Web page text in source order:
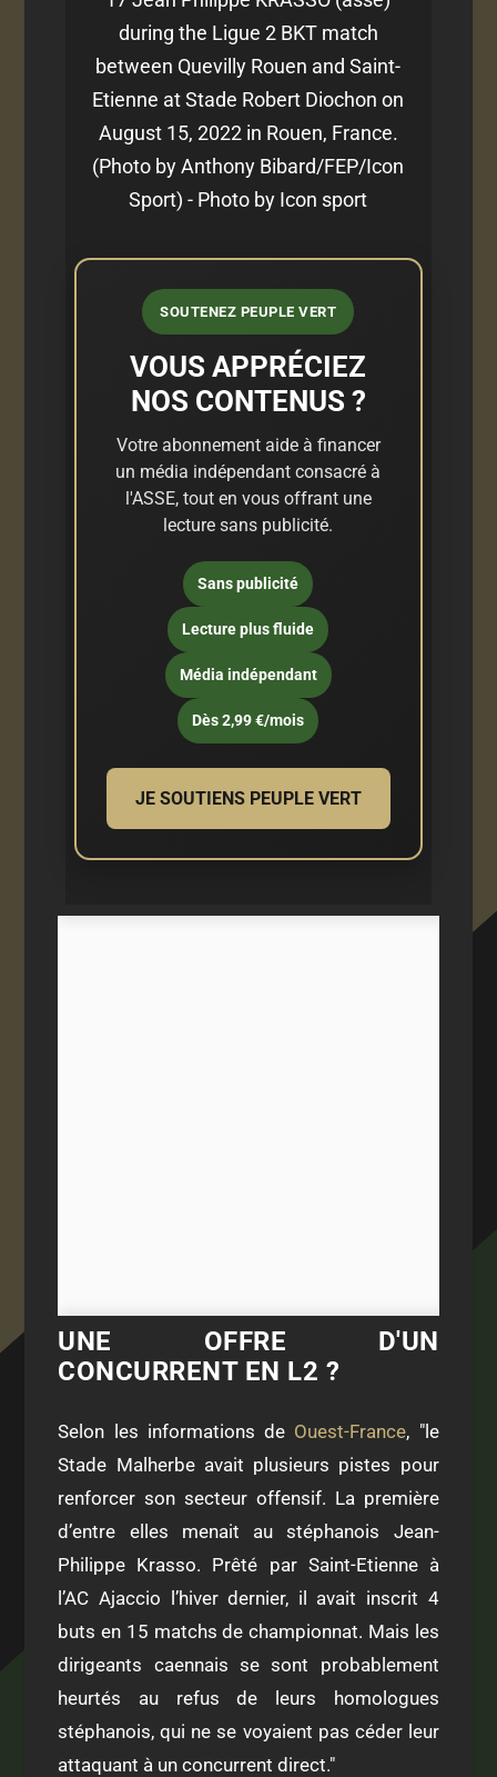
during the Ligue 2 BKT match
between Quevilly Rouen and Saint-
Etienne at Stade Robert Diochon on
August 15, 2022 in Rouen, France.
(Photo by Anthony Bibard/FEP/Icon
Sport) - Photo by Icon sport
SOUTENEZ PEUPLE VERT
VOUS APPRÉCIEZ
NOS CONTENUS ?
Votre abonnement aide à financer
un média indépendant consacré à
l'ASSE, tout en vous offrant une
lecture sans publicité.
Sans publicité
Lecture plus fluide
Média indépendant
Dès 2,99 €/mois
JE SOUTIENS PEUPLE VERT
UNE OFFRE D'UN
CONCURRENT EN L2 ?
Selon les informations de Ouest-France, "le
Stade Malherbe avait plusieurs pistes pour
renforcer son secteur offensif. La première
d’entre elles menait au stéphanois Jean-
Philippe Krasso. Prêté par Saint-Etienne à
l’AC Ajaccio l’hiver dernier, il avait inscrit 4
buts en 15 matchs de championnat. Mais les
dirigeants caennais se sont probablement
heurtés au refus de leurs homologues
stéphanois, qui ne se voyaient pas céder leur
attaquant à un concurrent direct."